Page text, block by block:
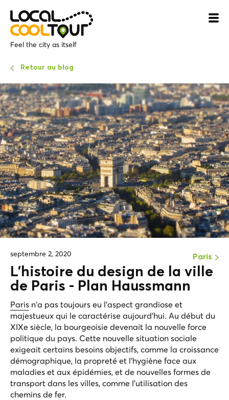
Feel the city as itself
Retour au blog
septembre 2, 2020 Paris
L'histoire du design de la ville
de Paris - Plan Haussmann
Paris n'a pas toujours eu l'aspect grandiose et
majestueux qui le caractérise aujourd'hui. Au début du
XIXe siècle, la bourgeoisie devenait la nouvelle force
politique du pays. Cette nouvelle situation sociale
exigeait certains besoins objectifs, comme la croissance
démographique, la propreté et l'hygiène face aux
maladies et aux épidémies, et de nouvelles formes de
transport dans les villes, comme l'utilisation des
chemins de fer.